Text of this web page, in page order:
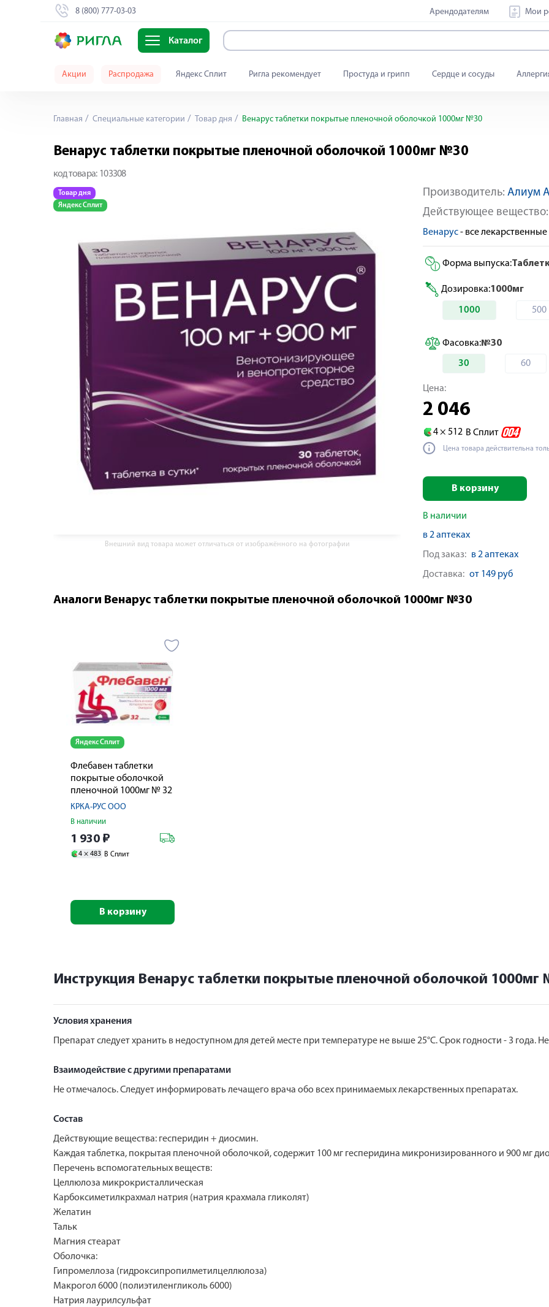
8 (800) 777-03-03 Арендодателям Мои
Каталог
Акции Распродажа Яндекс Сплит Ригла рекомендует Простуда и грипп Сердце и сосуды
Главная Специальные категории Товар дня Венарус таблетки покрытые пленочной оболочкой 1000мг №30
Венарус таблетки покрытые пленочной оболочкой 1000мг №30
код товара: 103308
Товар дня
Яндекс Сплит
Внешний вид товара может отличаться от изображённого на фотографии
Производитель: Алиум
Действующее вещество:
Венарус- все
Форма выпуска:
Дозировка:1000мг
1000 500
Фасовка:№30
30 60
Цена:
2 046
4 × 512 В Сплит
Цена товара действительна
В корзину
В наличии
в 2 аптеках
Под заказ: в 2 аптеках
Доставка: от 149 руб
Аналоги Венарус таблетки покрытые пленочной оболочкой 1000мг №30
Яндекс Сплит
Флебавен таблетки
покрытые оболочкой
пленочной 1000мг № 32
КРКА-РУС ООО
В наличии
1 930 ₽
4 × 483 В Сплит
В корзину
Инструкция Венарус таблетки покрытые пленочной оболочкой 1000мг
Условия хранения
Препарат следует хранить в недоступном для детей месте при температуре не выше 25°С. Срок годности - 3 года.
Взаимодействие с другими препаратами
Не отмечалось. Следует информировать лечащего врача обо всех принимаемых лекарственных препаратах.
Состав
Действующие вещества: гесперидин + диосмин.
Каждая таблетка, покрытая пленочной оболочкой, содержит 100 мг гесперидина микронизированного и 900 мг
Перечень вспомогательных веществ:
Целлюлоза микрокристаллическая
Карбоксиметилкрахмал натрия (натрия крахмала гликолят)
Желатин
Тальк
Магния стеарат
Оболочка:
Гипромеллоза (гидроксипропилметилцеллюлоза)
Макрогол 6000 (полиэтиленгликоль 6000)
Натрия лаурилсульфат